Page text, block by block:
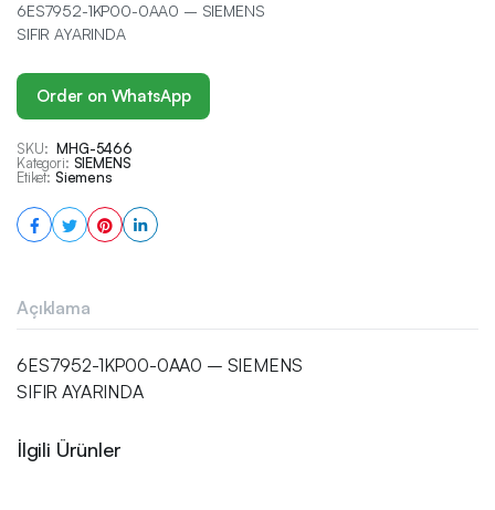
6ES7952-1KP00-0AA0 – SIEMENS
SIFIR AYARINDA
Order on WhatsApp
SKU: MHG-5466
Kategori: SIEMENS
Etiket: Siemens
Açıklama
6ES7952-1KP00-0AA0 – SIEMENS
SIFIR AYARINDA
İlgili Ürünler